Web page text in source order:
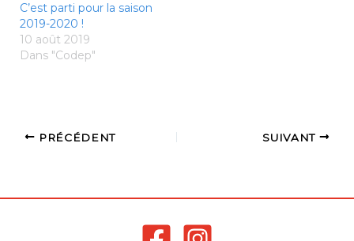
C’est parti pour la saison
2019-2020 !
10 août 2019
Dans "Codep"
PRÉCÉDENT SUIVANT